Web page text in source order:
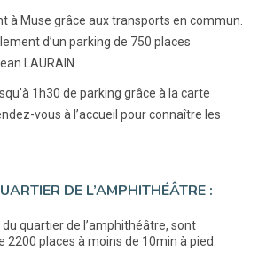
à Muse grâce aux transports en commun.
d’un parking de 750 places
LAURAIN.
1h30 de parking grâce à la carte
vous à l’accueil pour connaître les
DE L’AMPHITHÉÂTRE :
du quartier de l’amphithéâtre, sont
2200 places à moins de 10min à pied.